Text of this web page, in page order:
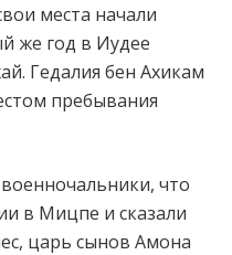
места начали
же год в Иудее
Гедалия бен Ахикам
пребывания
что
в Мицпе и сказали
царь сынов Амона